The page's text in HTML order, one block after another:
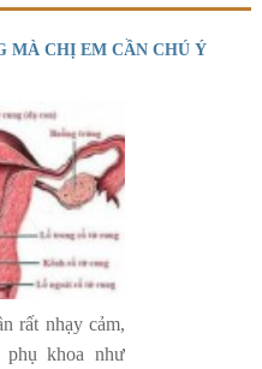
MÀ CHỊ EM CẦN CHÚ Ý
rất nhạy cảm,
phụ khoa như